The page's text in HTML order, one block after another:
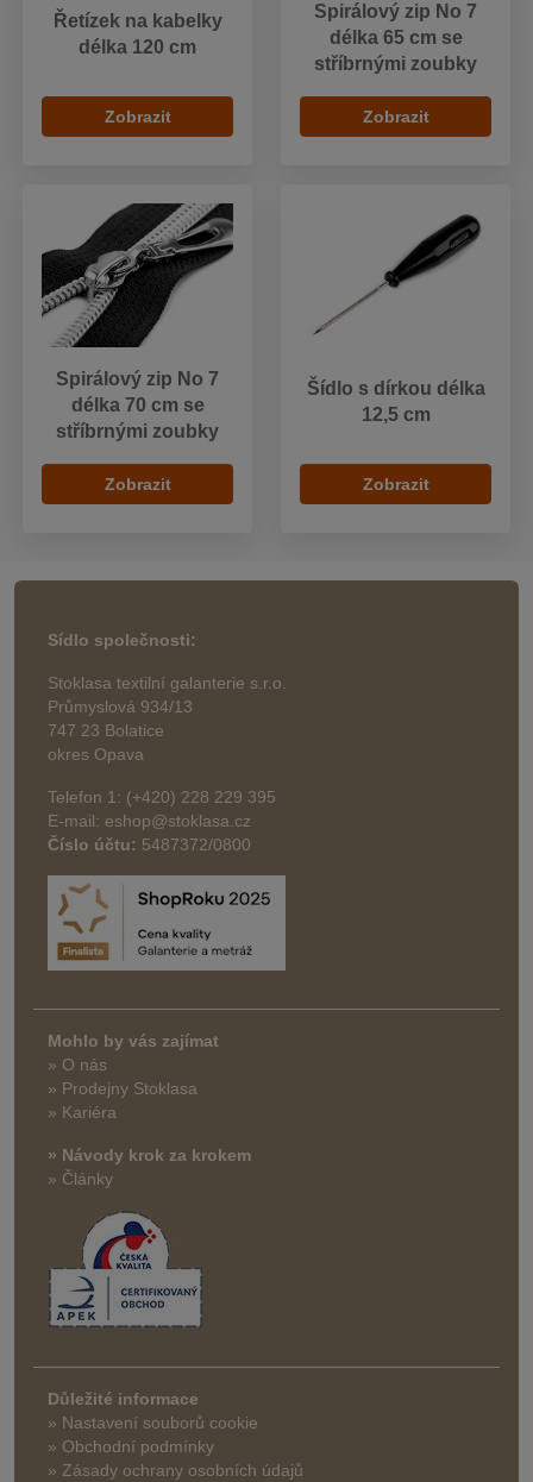
Řetízek na kabelky
délka 120 cm
Zobrazit
Spirálový zip No 7
délka 65 cm se
stříbrnými zoubky
Zobrazit
Spirálový zip No 7
délka 70 cm se
stříbrnými zoubky
Zobrazit
Šídlo s dírkou délka
12,5 cm
Zobrazit
Sídlo společnosti:
Stoklasa textilní galanterie s.r.o.
Průmyslová 934/13
747 23 Bolatice
okres Opava
Telefon 1: (+420) 228 229 395
E-mail: eshop@stoklasa.cz
Číslo účtu: 5487372/0800
Mohlo by vás zajímat
» O nás
» Prodejny Stoklasa
» Kariéra
» Návody krok za krokem
» Články
Důležité informace
» Nastavení souborů cookie
» Obchodní podmínky
» Zásady ochrany osobních údajů